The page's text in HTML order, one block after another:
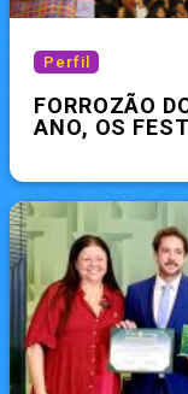
Perfil
FORROZÃO
ANO, OS